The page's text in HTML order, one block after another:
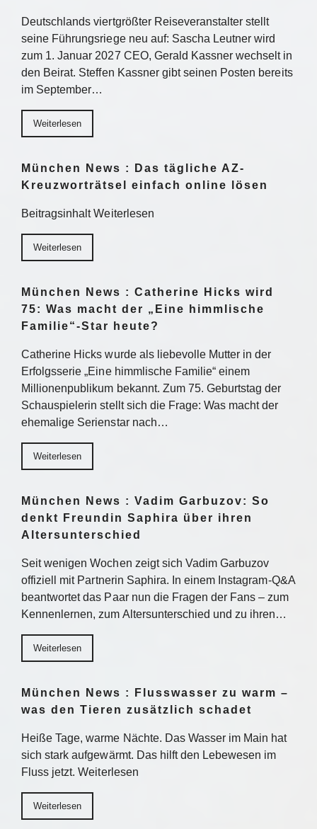
Deutschlands viertgrößter Reiseveranstalter stellt
seine Führungsriege neu auf: Sascha Leutner wird
zum 1. Januar 2027 CEO, Gerald Kassner wechselt in
den Beirat. Steffen Kassner gibt seinen Posten bereits
im September…
Weiterlesen
München News : Das tägliche AZ-
Kreuzworträtsel einfach online lösen
Beitragsinhalt Weiterlesen
Weiterlesen
München News : Catherine Hicks wird
75: Was macht der „Eine himmlische
Familie“-Star heute?
Catherine Hicks wurde als liebevolle Mutter in der
Erfolgsserie „Eine himmlische Familie“ einem
Millionenpublikum bekannt. Zum 75. Geburtstag der
Schauspielerin stellt sich die Frage: Was macht der
ehemalige Serienstar nach…
Weiterlesen
München News : Vadim Garbuzov: So
denkt Freundin Saphira über ihren
Altersunterschied
Seit wenigen Wochen zeigt sich Vadim Garbuzov
offiziell mit Partnerin Saphira. In einem Instagram-Q&A
beantwortet das Paar nun die Fragen der Fans – zum
Kennenlernen, zum Altersunterschied und zu ihren…
Weiterlesen
München News : Flusswasser zu warm –
was den Tieren zusätzlich schadet
Heiße Tage, warme Nächte. Das Wasser im Main hat
sich stark aufgewärmt. Das hilft den Lebewesen im
Fluss jetzt. Weiterlesen
Weiterlesen